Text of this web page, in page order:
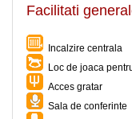
Facilitati
Incalzire centrala
Loc de joaca
Acces gratar
Sala de conferinte